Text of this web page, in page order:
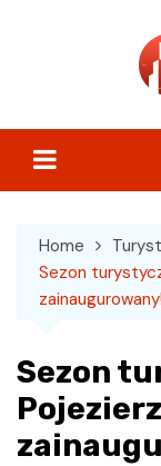
Home
Sezon
zainaugurowany!
Sezon